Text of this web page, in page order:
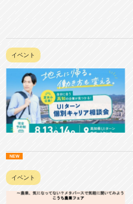
イベント
イベント